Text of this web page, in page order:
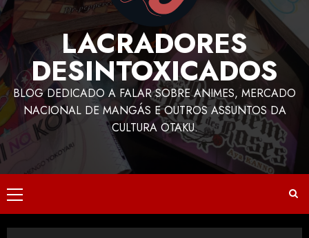
LACRADORES
DESINTOXICADOS
BLOG DEDICADO A FALAR SOBRE ANIMES, MERCADO
NACIONAL DE MANGÁS E OUTROS ASSUNTOS DA
CULTURA OTAKU.